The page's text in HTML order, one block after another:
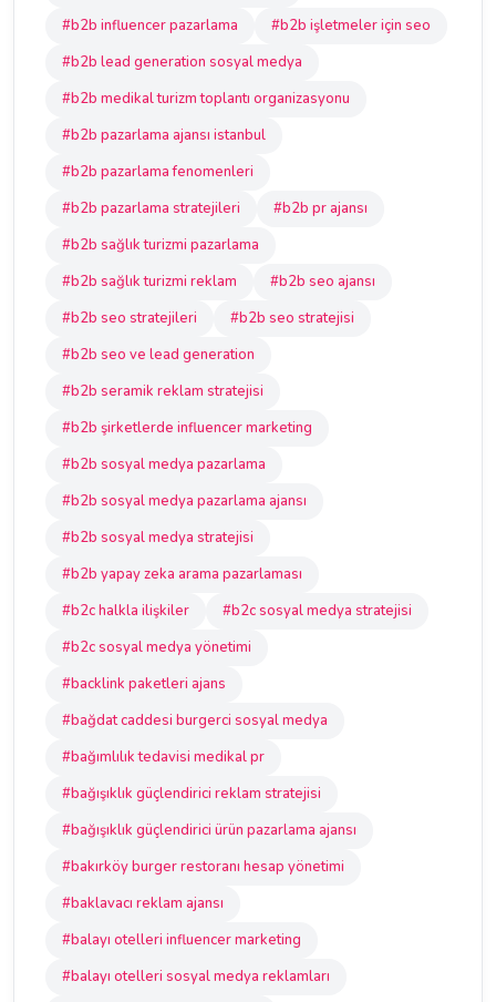
#b2b influencer pazarlama
#b2b işletmeler için seo
#b2b lead generation sosyal medya
#b2b medikal turizm toplantı organizasyonu
#b2b pazarlama ajansı istanbul
#b2b pazarlama fenomenleri
#b2b pazarlama stratejileri
#b2b pr ajansı
#b2b sağlık turizmi pazarlama
#b2b sağlık turizmi reklam
#b2b seo ajansı
#b2b seo stratejileri
#b2b seo stratejisi
#b2b seo ve lead generation
#b2b seramik reklam stratejisi
#b2b şirketlerde influencer marketing
#b2b sosyal medya pazarlama
#b2b sosyal medya pazarlama ajansı
#b2b sosyal medya stratejisi
#b2b yapay zeka arama pazarlaması
#b2c halkla ilişkiler
#b2c sosyal medya stratejisi
#b2c sosyal medya yönetimi
#backlink paketleri ajans
#bağdat caddesi burgerci sosyal medya
#bağımlılık tedavisi medikal pr
#bağışıklık güçlendirici reklam stratejisi
#bağışıklık güçlendirici ürün pazarlama ajansı
#bakırköy burger restoranı hesap yönetimi
#baklavacı reklam ajansı
#balayı otelleri influencer marketing
#balayı otelleri sosyal medya reklamları